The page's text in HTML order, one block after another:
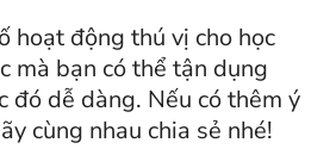
hoạt động thú vị cho học
mà bạn có thể tận dụng
đó dễ dàng. Nếu có thêm ý
cùng nhau chia sẻ nhé!